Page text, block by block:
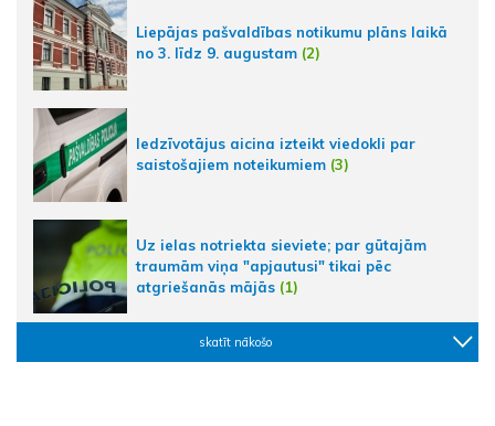
Liepājas pašvaldības notikumu plāns laikā
no 3. līdz 9. augustam (2)
Iedzīvotājus aicina izteikt viedokli par
saistošajiem noteikumiem (3)
Uz ielas notriekta sieviete; par gūtajām
traumām viņa "apjautusi" tikai pēc
atgriešanās mājās (1)
skatīt nākošo